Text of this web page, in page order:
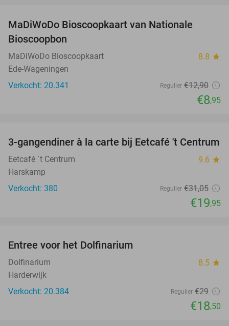
MaDiWoDo Bioscoopkaart van Nationale
Bioscoopbon
MaDiWoDo Bioscoopkaart 8.8 star
Ede-Wageningen
Verkocht: 20.341
Regulier €12,90
€8,95
36%
3-gangendiner à la carte bij Eetcafé 't Centrum
Eetcafé ´t Centrum 9.6 star
Harskamp
Verkocht: 380
Regulier €31,05
€19,95
Entree voor het Dolfinarium
Dolfinarium 8.5 star
Harderwijk
Verkocht: 20.384
Regulier €29
€18,50